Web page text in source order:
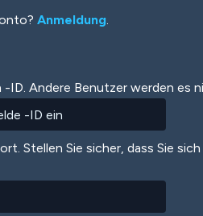
Anmeldung.
-ID. Andere Benutzer werden es
Stellen Sie sicher, dass Sie